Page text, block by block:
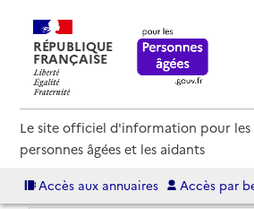
RÉPUBLIQUE
FRANÇAISE
Le site officiel d'information pour les
personnes âgées et les aidants
Accès aux annuaires Accès par